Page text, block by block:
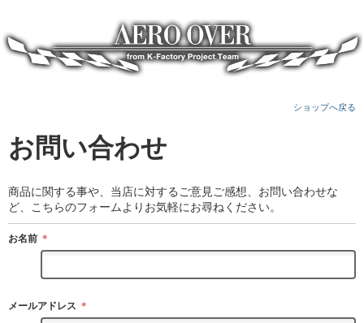
ショップへ戻る
お問い合わせ
商品に関する事や、当店に対するご意見ご感想、お問い合わせな
ど、こちらのフォームよりお気軽にお尋ねください。
お名前 ＊
メールアドレス ＊